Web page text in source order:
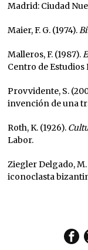
Madrid: Ciudad
Maier, F. G. (1974).
Malleros, F. (1987).
Centro de
Provvidente, S.
invención de una
Roth, K. (1926).
Labor.
Ziegler Delgado,
iconoclasta